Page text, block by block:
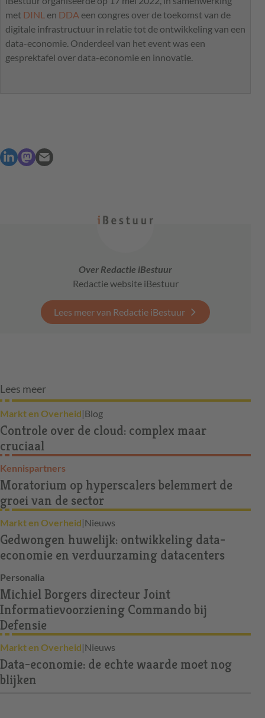
met DINL en DDA een congres over de toekomst van de
digitale infrastructuur in relatie tot de ontwikkeling van een
data-economie. Onderdeel van het event was een
gesprektafel over data-economie en innovatie.
Over Redactie iBestuur
Redactie website iBestuur
Lees meer van Redactie iBestuur
Lees meer
Markt en Overheid|Blog
Controle over de cloud: complex maar
cruciaal
Kennispartners
Moratorium op hyperscalers belemmert de
groei van de sector
Markt en Overheid|Nieuws
Gedwongen huwelijk: ontwikkeling data-
economie en verduurzaming datacenters
Personalia
Michiel Borgers directeur Joint
Informatievoorziening Commando bij
Defensie
Markt en Overheid|Nieuws
Data-economie: de echte waarde moet nog
blijken